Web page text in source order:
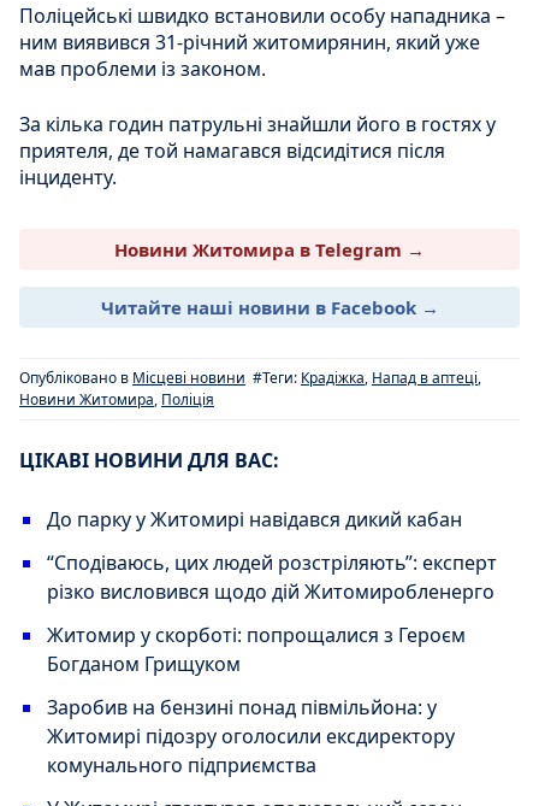
Поліцейські швидко встановили особу нападника –
ним виявився 31-річний житомирянин, який уже
мав проблеми із законом.
За кілька годин патрульні знайшли його в гостях у
приятеля, де той намагався відсидітися після
інциденту.
Новини Житомира в Telegram →
Читайте наші новини в Facebook →
Опубліковано в Місцеві новини #Теги: Крадіжка, Напад в аптеці,
Новини Житомира, Поліція
ЦІКАВІ НОВИНИ ДЛЯ ВАС:
До парку у Житомирі навідався дикий кабан
“Сподіваюсь, цих людей розстріляють”: експерт
різко висловився щодо дій Житомиробленерго
Житомир у скорботі: попрощалися з Героєм
Богданом Грищуком
Заробив на бензині понад півмільйона: у
Житомирі підозру оголосили ексдиректору
комунального підприємства